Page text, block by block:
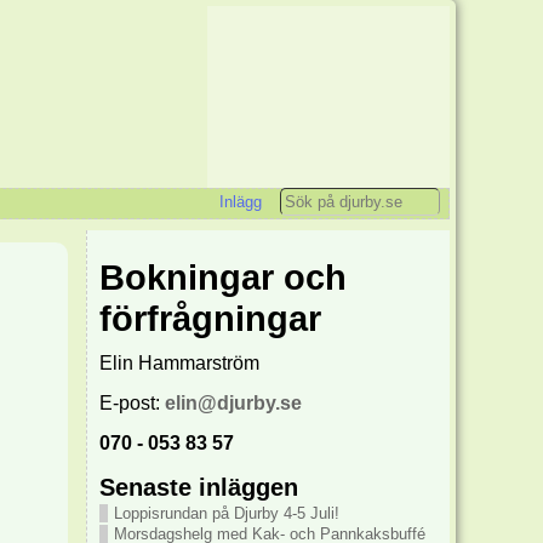
Inlägg
Bokningar och
förfrågningar
Elin Hammarström
E-post: elin@djurby.se
070 - 053 83 57
Senaste inläggen
Loppisrundan på Djurby 4-5 Juli!
Morsdagshelg med Kak- och Pannkaksbuffé